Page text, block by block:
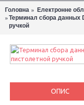
Головна
Електронне
Терминал сбора данных
ручкой
ОПИС